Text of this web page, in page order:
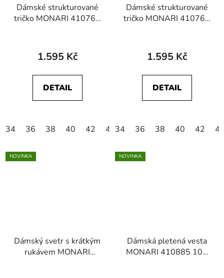
Dámské strukturované
tričko MONARI 410768
1.595 Kč
DETAIL
34 36 38 40 42 44
Dámské strukturované
tričko MONARI 410768
1.595 Kč
DETAIL
34 36 38 40 42
NOVINKA
Dámský svetr s krátkým
rukávem MONARI
NOVINKA
Dámská pletená vesta
MONARI 410885 105